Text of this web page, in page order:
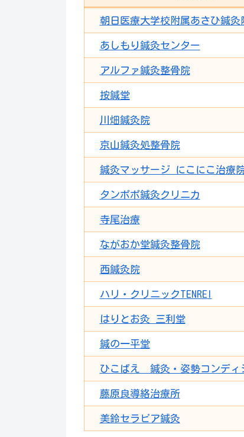
朝日医療大学校附属あさひ鍼灸
あしもり鍼灸センター
アルファ鍼灸整骨院
按鍼堂
川畑鍼灸院
京山鍼灸処整骨院
鍼灸マッサージ にこにこ治療
タンポポ鍼灸クリニカ
寺尾治療
ながおか堂鍼灸整骨院
西鍼灸院
ハリ・クリニックTENREI
はりとお灸 三利堂
鍼の一平堂
ひこばえ 鍼灸・姿勢コンディ
藤原良導絡治療所
美鈴セラピア鍼灸